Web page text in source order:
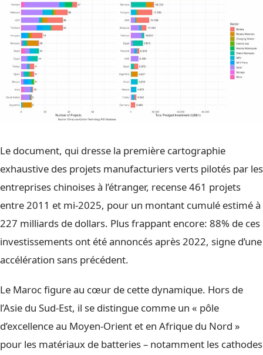
Le document, qui dresse la première cartographie
exhaustive des projets manufacturiers verts pilotés par les
entreprises chinoises à l’étranger, recense 461 projets
entre 2011 et mi-2025, pour un montant cumulé estimé à
227 milliards de dollars. Plus frappant encore: 88% de ces
investissements ont été annoncés après 2022, signe d’une
accélération sans précédent.
Le Maroc figure au cœur de cette dynamique. Hors de
l’Asie du Sud-Est, il se distingue comme un « pôle
d’excellence au Moyen-Orient et en Afrique du Nord »
pour les matériaux de batteries – notamment les cathodes